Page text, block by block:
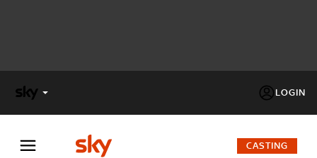
LOGIN
FACTOR
CASTING